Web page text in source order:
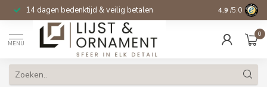
14 dagen bedenktijd & veilig betalen 4.9 /5.0
MENU
0